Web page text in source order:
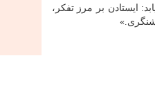
ایستادن بر مرز تفکر،